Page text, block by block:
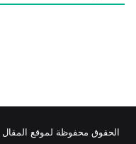
الحقوق محفوظة لموقع المقال